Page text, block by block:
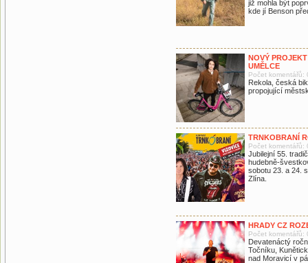
již mohla být
kde jí Benson
NOVÝ
UMĚLCE
Počet komentářů:
Rekola, česká
propojující
TRNKOBRANÍ
Počet komentářů:
Jubilejní 55.
hudebně-
sobotu 23. a 24.
Zlína.
HRADY CZ
Počet komentářů:
Devatenáctý
Točníku,
nad Moravicí v